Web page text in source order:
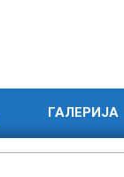
ГАЛЕРИЈА